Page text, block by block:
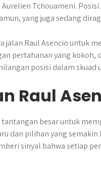
Tchouameni.
yang juga sedang
jalan Raul Asencio untuk
pertahanan yang
posisi dalam skuad
Raul
besar untuk
dan pilihan yang
sinyal bahwa setiap